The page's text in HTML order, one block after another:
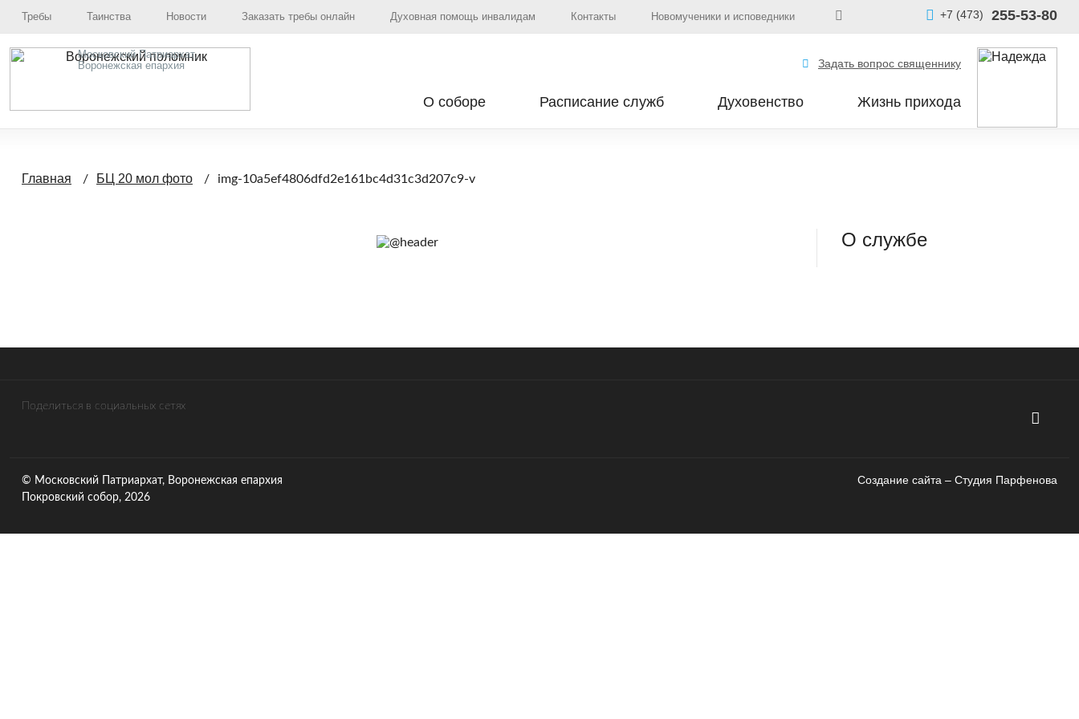
Требы Таинства Новости Заказать требы онлайн Духовная помощь инвалидам Контакты Новомученики и исповедники +7 (473) 255-53-80
Московский Патриархат,
Воронежская епархия
Задать вопрос священнику
О соборе Расписание служб Духовенство Жизнь прихода
Главная БЦ 20 мол фото img-10a5ef4806dfd2e161bc4d31c3d207c9-v
О службе
Поделиться в социальных сетях
© Московский Патриархат, Воронежcкая епархия
Покровский собор, 2026
Создание сайта – Cтудия Парфенова